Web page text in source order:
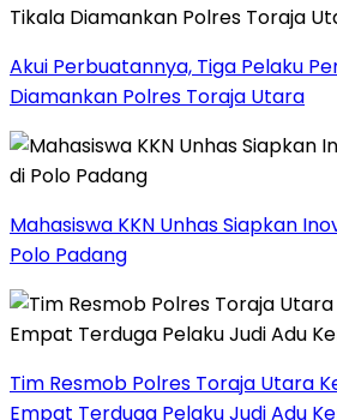
Akui Perbuatannya, Tiga Pelaku
Diamankan Polres Toraja Utara
Mahasiswa KKN Unhas Siapkan
Polo Padang
Tim Resmob Polres Toraja Utara
Empat Terduga Pelaku Judi Adu